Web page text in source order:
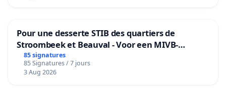
Pour une desserte STIB des quartiers de
Stroombeek et Beauval - Voor een MIVB-
bediening van de wijken Strombeek en Het
Voor
85 signatures
85 Signatures / 7 jours
3 Aug 2026